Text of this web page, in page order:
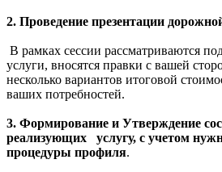
2. Проведение презентации
В рамках сессии рассматриваются
услуги, вносятся правки с вашей
несколько вариантов итоговой
ваших потребностей.
3. Формирование и Утверждение
реализующих услугу, с учетом
процедуры профиля.